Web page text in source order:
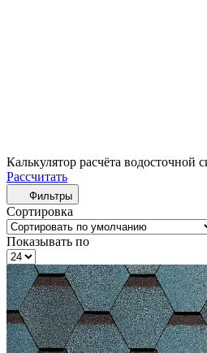
Калькулятор расчёта водосточной
Рассчитать
Фильтры
Сортировка
Показывать по